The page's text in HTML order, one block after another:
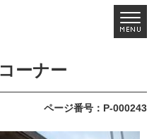
ーナー
ページ番号：P-000243